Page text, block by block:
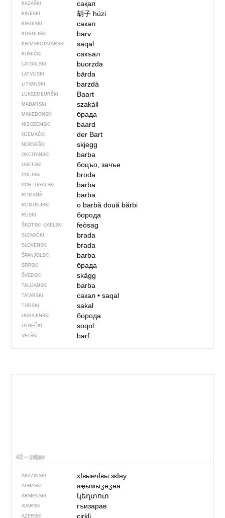
KAZAŠKI сақал
KINESKI 胡子 húzi
KIRGISKI сакал
KORNIJSKI barv
KRIMSKOTATARSKI saqal
KUMIČKI сакъал
LATGALSKI buorzda
LATVIJSKI bārda
LITVANSKI barzdà
LUKSEMBURŠKI Baart
MAĐARSKI szakáll
MAKEDONSKI брада
NIZOZEMSKI baard
NJEMAČKI der Bart
NORVEŠKI skjegg
OKCITANSKI barba
OSETSKI боцъо, зачъе
POLJSKI broda
PORTUGALSKI barba
ROMANŠ barba
RUMUNJSKI o barbădouă bărbi
RUSKI борода
ŠKOTSKI GAELSKI feòsag
SLOVAČKI brada
SLOVENSKI brada
ŠPANJOLSKI barba
SRPSKI брада
ŠVEDSKI skägg
TALIJANSKI barba
TATARSKI сакал• saqal
TURSKI sakal
UKRAJINSKI борода
UZBEČKI soqol
VELŠKI barf
42 – prljav
ABAZINSKI хIвынчIвы зкIну
APHASKI аҿымыӡәӡәа
ARMENSKI կեղտոտ
AVARSKI гъизарав
AZERSKI çirkli